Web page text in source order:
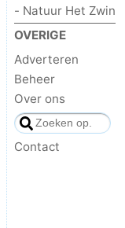
- Natuur Het Zwin
OVERIGE
Adverteren
Beheer
Over ons
Contact